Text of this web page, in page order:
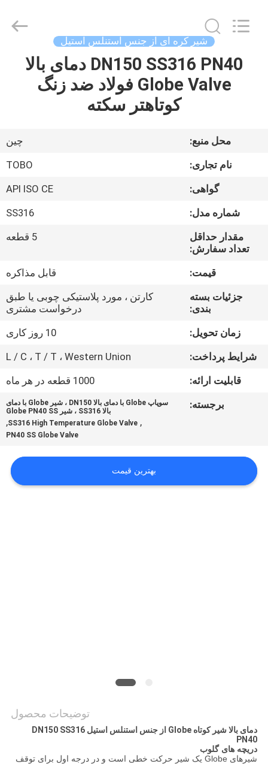
صفحه
اصلی
درباره
کارخانه
کیفیت
ما
تماس
درخواست
GROUP
شیر کره ای از جنس استنلس استیل
DN150 SS316 PN40 دمای بالا
Globe Valve فولاد ضد زنگ
کوتاهتر سکته
محل منبع:
چین
نام تجاری:
TOBO
گواهی:
API ISO CE
شماره مدل:
SS316
مقدار حداقل
تعداد سفارش:
5 قطعه
قیمت:
قابل مذاکره
جزئیات بسته
بندی:
کارتن ، مورد پلاستیکی چوبی یا طبق
درخواست مشتری
زمان تحویل:
10 روز کاری
شرایط پرداخت:
L / C ، T / T ، Western Union
قابلیت ارائه:
1000 قطعه در هر ماه
برجسته:
سوپاپ Globe با دمای بالا DN150 ، شیر Globe با دمای
بالا SS316 ، شیر Globe PN40 SS
,
SS316 High Temperature Globe Valve
,
PN40 SS Globe Valve
بهترین قیمت
توضیحات محصول
دمای بالا شیر کوتاه Globe از جنس استنلس استیل DN150 SS316
PN40
دریچه های گلوب
شیرهای Globe یک شیر حرکت خطی است و در درجه اول برای توقف